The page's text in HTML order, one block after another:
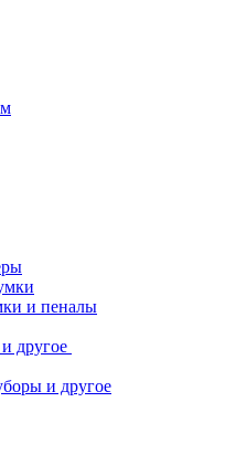
и пеналы
другое
и другое